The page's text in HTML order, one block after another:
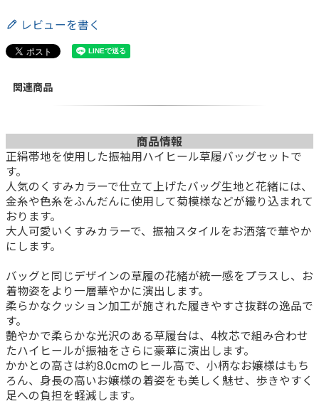
レビューを書く
関連商品
商品情報
正絹帯地を使用した振袖用ハイヒール草履バッグセットで
す。
人気のくすみカラーで仕立て上げたバッグ生地と花緒には、
金糸や色糸をふんだんに使用して菊模様などが織り込まれて
おります。
大人可愛いくすみカラーで、振袖スタイルをお洒落で華やか
にします。
バッグと同じデザインの草履の花緒が統一感をプラスし、お
着物姿をより一層華やかに演出します。
柔らかなクッション加工が施された履きやすさ抜群の逸品で
す。
艶やかで柔らかな光沢のある草履台は、4枚芯で組み合わせ
たハイヒールが振袖をさらに豪華に演出します。
かかとの高さは約8.0cmのヒール高で、小柄なお嬢様はもち
ろん、身長の高いお嬢様の着姿をも美しく魅せ、歩きやすく
足への負担を軽減します。